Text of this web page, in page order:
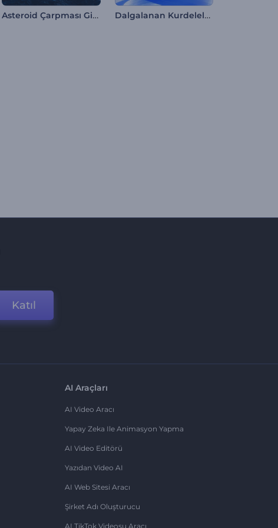
Asteroid Çarpması Girişi Dalgalanan Kurdeleler Logo Gösterimi
Katıl
AI Araçları
AI Video Aracı
Yapay Zeka Ile Animasyon Yapma
AI Video Editörü
Yazıdan Video AI
AI Web Sitesi Aracı
Şirket Adı Oluşturucu
AI TikTok Videosu Aracı